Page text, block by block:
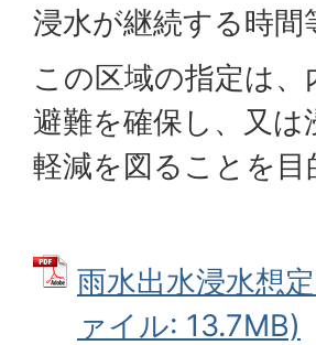
浸水が継続する時
この区域の指定は
避難を確保し、又
軽減を図ることを
雨水出水浸水想
ァイル: 13.7MB)